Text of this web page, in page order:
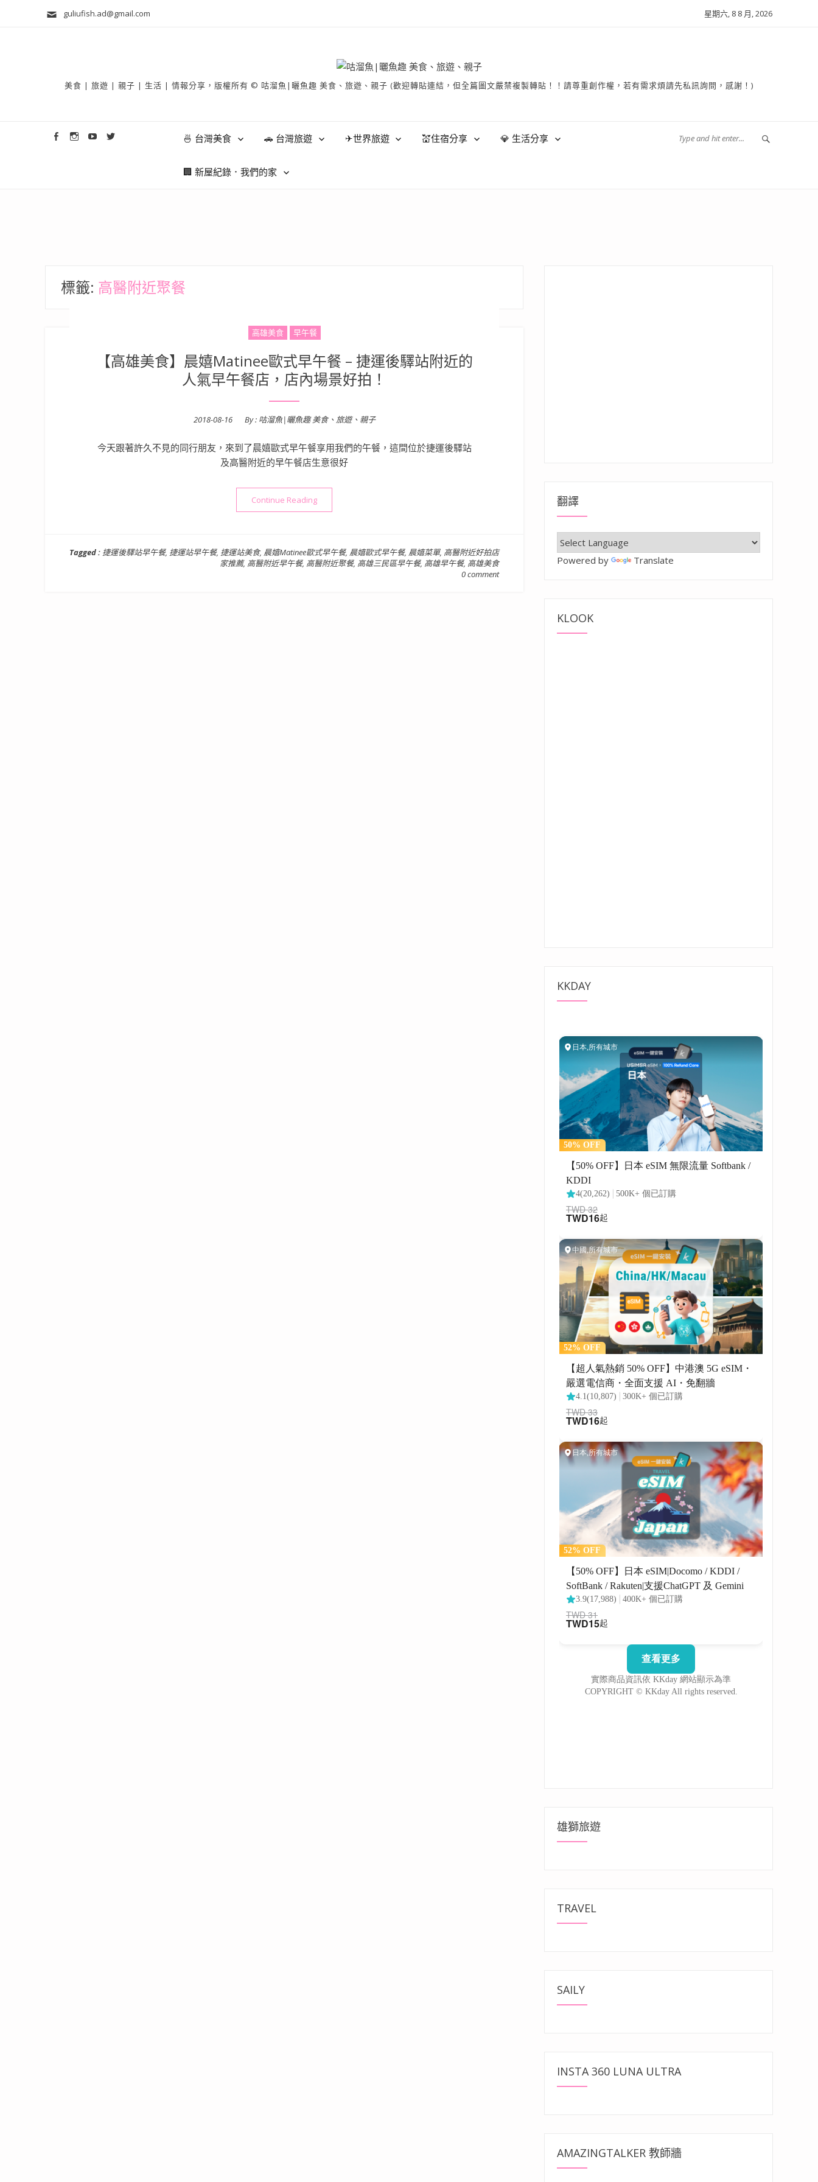
guliufish.ad@gmail.com 星期六, 8 8 月, 2026
美食 | 旅遊 | 親子 | 生活 | 情報分享，版權所有 © 咕溜魚|曬魚趣 美食、旅遊、親子 (歡迎轉貼連結，但全篇圖文嚴禁複製轉貼！！請尊重創作權，若有需求煩請先私訊詢問，感謝！)
🍜 台灣美食 🚗 台灣旅遊 ✈世界旅遊 💒住宿分享 💎 生活分享
🏢 新屋紀錄．我們的家
標籤: 高醫附近聚餐
高雄美食 早午餐
【高雄美食】晨嬉Matinee歐式早午餐 – 捷運後驛站附近的
人氣早午餐店，店內場景好拍！
Posted
2018-08-16 By : 咕溜魚|曬魚趣 美食、旅遊、親子
今天跟著許久不見的同行朋友，來到了晨嬉歐式早午餐享用我們的午餐，這間位於捷運後驛站
及高醫附近的早午餐店生意很好
Continue Reading“【高雄美食】晨嬉Matinee歐式早午餐 – 捷運後驛站附近的人氣早午餐店，店內場景好拍！”
Tagged : 捷運後驛站早午餐, 捷運站早午餐, 捷運站美食, 晨嬉Matinee歐式早午餐, 晨嬉歐式早午餐, 晨嬉菜單, 高醫附近好拍店
家推薦, 高醫附近早午餐, 高醫附近聚餐, 高雄三民區早午餐, 高雄早午餐, 高雄美食
0 comment
翻譯
Powered by Translate
KLOOK
KKDAY
雄獅旅遊
TRAVEL
SAILY
INSTA 360 LUNA ULTRA
AMAZINGTALKER 教師牆